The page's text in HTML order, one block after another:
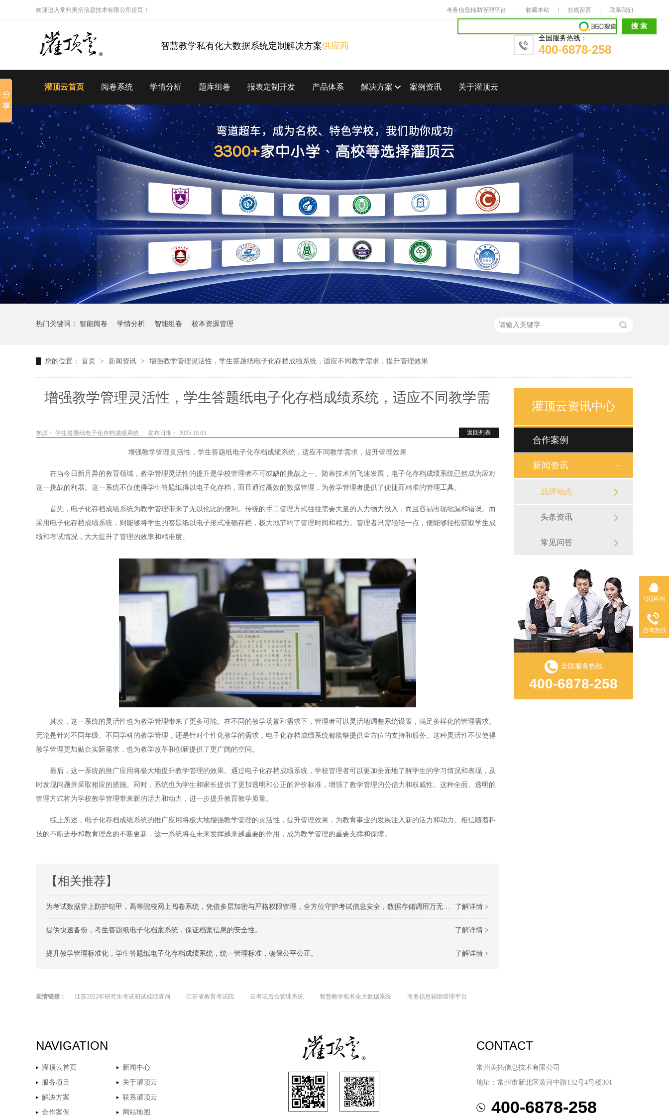
考务信息辅助管理平台 收藏本站 在线留言 联系我们
欢迎进入常州美拓信息技术有限公司首页！
智慧教学私有化大数据系统定制解决方案供应商
全国服务热线：
400-6878-258
灌顶云首页 阅卷系统 学情分析 题库组卷 报表定制开发 产品体系 解决方案 案例资讯 关于灌顶云
热门关键词： 智能阅卷 学情分析 智能组卷 校本资源管理
您的位置： 首页 > 新闻资讯 > 增强教学管理灵活性，学生答题纸电子化存档成绩系统，适应不同教学需求，提升管理效果
增强教学管理灵活性，学生答题纸电子化存档成绩系统，适应不同教学需
返回列表
来源： 学生答题纸电子化存档成绩系统 发布日期： 2025.10.03
增强教学管理灵活性，学生答题纸电子化存档成绩系统，适应不同教学需求，提升管理效果
在当今日新月异的教育领域，教学管理灵活性的提升是学校管理者不可或缺的挑战之一。随着技术的飞速发展，电子化存档成绩系统已然成为应对
这一挑战的利器。这一系统不仅使得学生答题纸得以电子化存档，而且通过高效的数据管理，为教学管理者提供了便捷而精准的管理工具。
首先，电子化存档成绩系统为教学管理带来了无以伦比的便利。传统的手工管理方式往往需要大量的人力物力投入，而且容易出现纰漏和错误。而
采用电子化存档成绩系统，则能够将学生的答题纸以电子形式准确存档，极大地节约了管理时间和精力。管理者只需轻轻一点，便能够轻松获取学生成
绩和考试情况，大大提升了管理的效率和精准度。
其次，这一系统的灵活性也为教学管理带来了更多可能。在不同的教学场景和需求下，管理者可以灵活地调整系统设置，满足多样化的管理需求。
无论是针对不同年级、不同学科的教学管理，还是针对个性化教学的需求，电子化存档成绩系统都能够提供全方位的支持和服务。这种灵活性不仅使得
教学管理更加贴合实际需求，也为教学改革和创新提供了更广阔的空间。
最后，这一系统的推广应用将极大地提升教学管理的效果。通过电子化存档成绩系统，学校管理者可以更加全面地了解学生的学习情况和表现，及
时发现问题并采取相应的措施。同时，系统也为学生和家长提供了更加透明和公正的评价标准，增强了教学管理的公信力和权威性。这种全面、透明的
管理方式将为学校教学管理带来新的活力和动力，进一步提升教育教学质量。
综上所述，电子化存档成绩系统的推广应用将极大地增强教学管理的灵活性，提升管理效果，为教育事业的发展注入新的活力和动力。相信随着科
技的不断进步和教育理念的不断更新，这一系统将在未来发挥越来越重要的作用，成为教学管理的重要支撑和保障。
【相关推荐】
了解详情 >
为考试数据穿上防护铠甲，高等院校网上阅卷系统，凭借多层加密与严格权限管理，全方位守护考试信息安全，数据存储调用万无一失。
了解详情 >
提供快速备份，考生答题纸电子化档案系统，保证档案信息的安全性。
了解详情 >
提升教学管理标准化，学生答题纸电子化存档成绩系统，统一管理标准，确保公平公正。
灌顶云资讯中心
合作案例
新闻资讯
品牌动态
头条资讯
常见问答
全国服务热线
400-6878-258
友情链接： 江苏2022年研究生考试初试成绩查询 江苏省教育考试院 云考试后台管理系统 智慧教学私有化大数据系统 考务信息辅助管理平台
NAVIGATION
灌顶云首页
新闻中心
服务项目
关于灌顶云
解决方案
联系灌顶云
合作案例
网站地图
CONTACT
常州美拓信息技术有限公司
地址：常州市新北区黄河中路132号4号楼301
400-6878-258
QQ咨询
咨询热线